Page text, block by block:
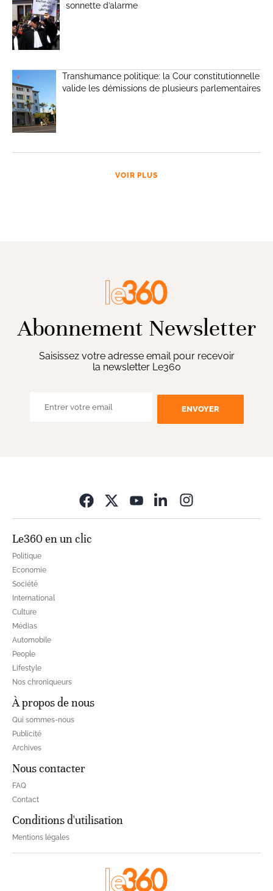
sonnette d’alarme
Transhumance politique: la Cour constitutionnelle
valide les démissions de plusieurs parlementaires
VOIR PLUS
Abonnement Newsletter
Saisissez votre adresse email pour recevoir
la newsletter Le360
ENVOYER
Le360 en un clic
Politique
Economie
Société
International
Culture
Médias
Automobile
People
Lifestyle
Nos chroniqueurs
À propos de nous
Qui sommes-nous
Publicité
Archives
Nous contacter
FAQ
Contact
Conditions d'utilisation
Mentions légales